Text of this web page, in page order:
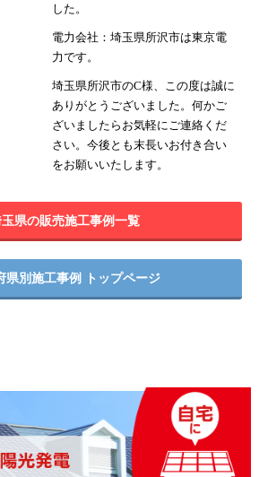
した。
電力会社：埼玉県所沢市は東京電
力です。
埼玉県所沢市のC様、この度は誠に
ありがとうございました。何かご
ざいましたらお気軽にご連絡くだ
さい。今後とも末長いお付き合い
をお願いいたします。
県の販売施工事例一覧
県別施工事例 トップページ